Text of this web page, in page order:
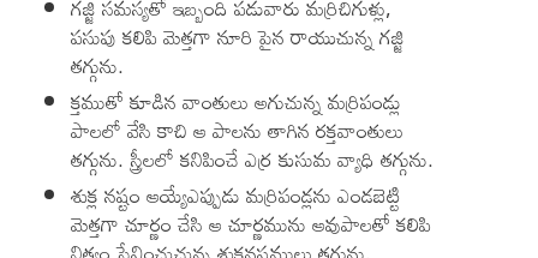
పసుపు కలిపి మెత్తగా నూరి పైన రాయుచున్న గజ్జి
తగ్గును.
క్తముతో కూడిన వాంతులు అగుచున్న మర్రిపండ్లు
పాలలో వేసి కాచి ఆ పాలను తాగిన రక్తవాంతులు
తగ్గును. స్త్రీలలో కనిపించే ఎర్ర కుసుమ వ్యాధి తగ్గును.
శుక్ల నష్టం ఆయ్యేఎప్పుడు మర్రిపండ్లను ఎండబెట్టి
మెత్తగా చూర్ణం చేసి ఆ చూర్ణమును ఆవుపాలతో కలిపి